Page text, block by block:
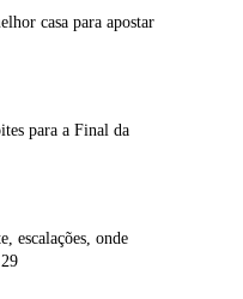
casa para apostar
para a Final da
escalações, onde